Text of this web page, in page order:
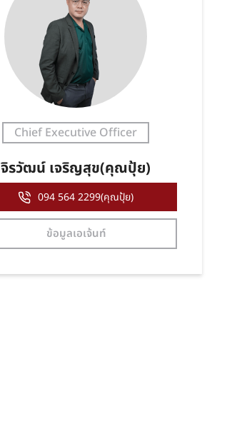
Chief Executive Officer
จิรวัฒน์ เจริญสุข(คุณปุ้ย)
094 564 2299(คุณปุ้ย)
ข้อมูลเอเจ้นท์